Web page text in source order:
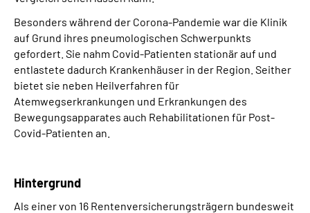
Besonders während der Corona-Pandemie war die Klinik
auf Grund ihres pneumologischen Schwerpunkts
gefordert. Sie nahm Covid-Patienten stationär auf und
entlastete dadurch Krankenhäuser in der Region. Seither
bietet sie neben Heilverfahren für
Atemwegserkrankungen und Erkrankungen des
Bewegungsapparates auch Rehabilitationen für Post-
Covid-Patienten an.
Hintergrund
Als einer von 16 Rentenversicherungsträgern bundesweit